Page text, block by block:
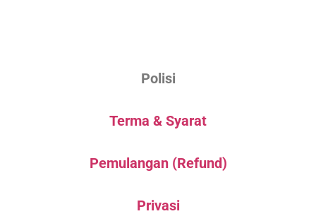
Hak Cipta Terpelihara © 2025 Canopy2u